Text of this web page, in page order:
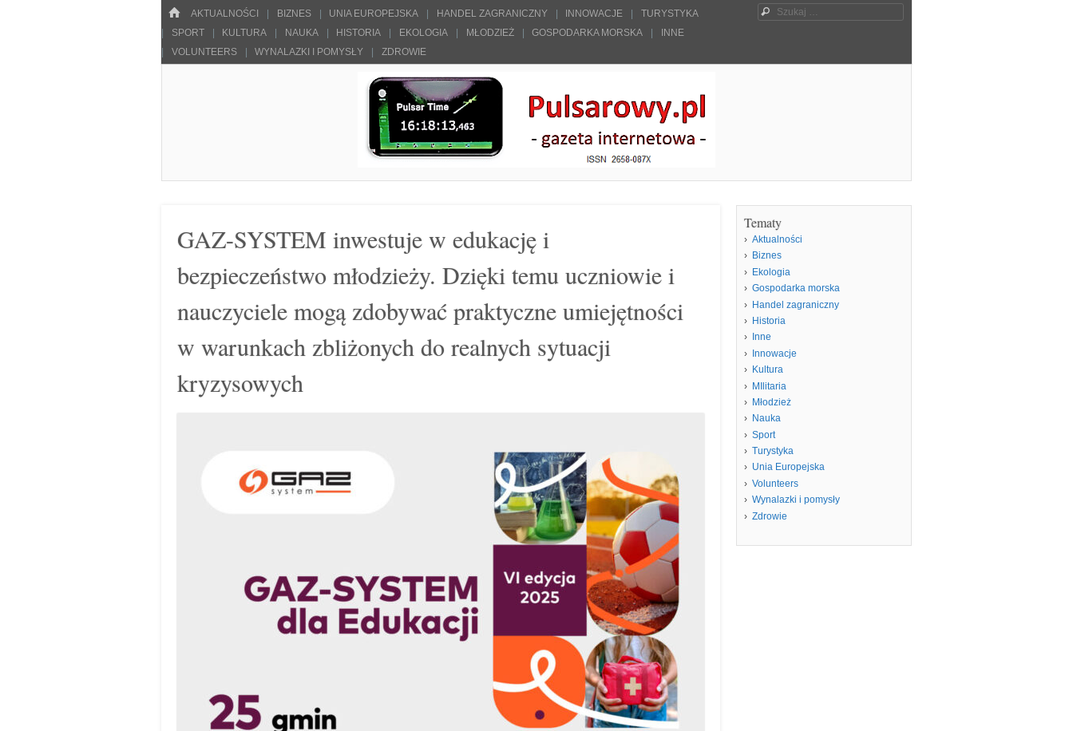
HOME
Menu
SKOCZ DO TREŚCI
AKTUALNOŚCI BIZNES UNIA EUROPEJSKA HANDEL ZAGRANICZNY INNOWACJE
TURYSTYKA
SPORT
KULTURA NAUKA HISTORIA EKOLOGIA MŁODZIEŻ GOSPODARKA MORSKA
INNE
VOLUNTEERS
WYNALAZKI I POMYSŁY ZDROWIE
Szukaj
GAZ-SYSTEM inwestuje w edukację i
bezpieczeństwo młodzieży. Dzięki temu uczniowie i
nauczyciele mogą zdobywać praktyczne umiejętności
w warunkach zbliżonych do realnych sytuacji
kryzysowych
Tematy
Aktualności
Biznes
Ekologia
Gospodarka morska
Handel zagraniczny
Historia
Inne
Innowacje
Kultura
MIlitaria
Młodzież
Nauka
Sport
Turystyka
Unia Europejska
Volunteers
Wynalazki i pomysły
Zdrowie